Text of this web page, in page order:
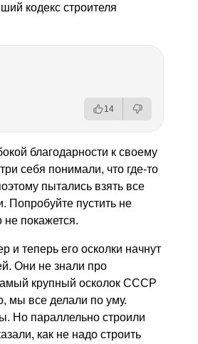
кодекс строителя
14
благодарности к своему
себя понимали, что где-то
пытались взять все
Попробуйте пустить не
покажется.
теперь его осколки начнут
Они не знали про
крупный осколок СССР
мы все делали по уму.
Но параллельно строили
как не надо строить